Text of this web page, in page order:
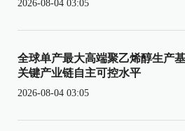
2026-08-04 03:05
全球单产最大高端聚乙烯醇生产
关键产业链自主可控水平
2026-08-04 03:05